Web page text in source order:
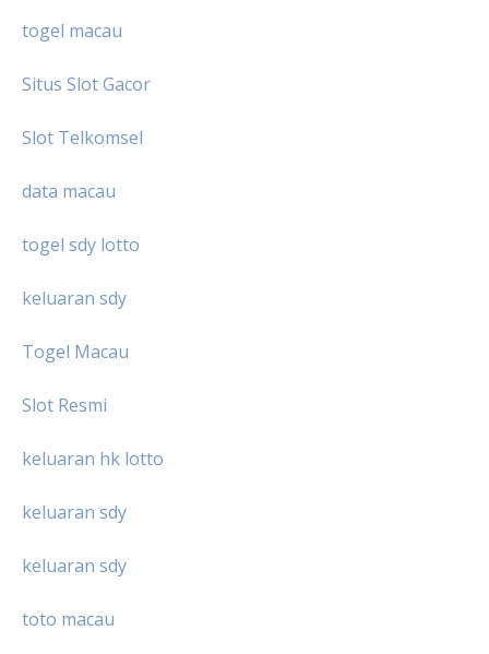
togel macau
Situs Slot Gacor
Slot Telkomsel
data macau
togel sdy lotto
keluaran sdy
Togel Macau
Slot Resmi
keluaran hk lotto
keluaran sdy
keluaran sdy
toto macau